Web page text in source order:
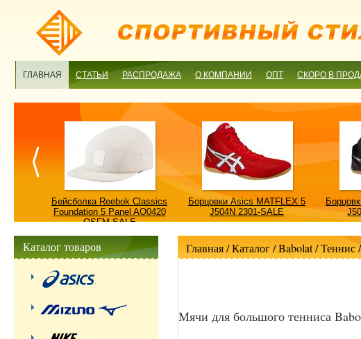
ГЛАВНАЯ СТАТЬИ РАСПРОДАЖА О КОМПАНИИ ОПТ СКОРО В
Бейсболка Reebok Classics
Foundation 5 Panel AO0420
OSFM-SALE
Борцовки Asics MATFLEX 5
J504N 2301-SALE
Главная/ Каталог /Babolat/Теннис
Мячи для большого тенниса
Каталог товаров